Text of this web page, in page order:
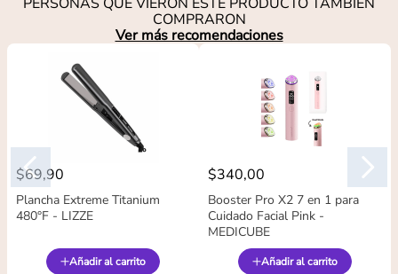
COMPRARON
Ver más recomendaciones
$69,90
Plancha Extreme Titanium
480°F - LIZZE
Añadir al carrito
$340,00
Booster Pro X2 7 en 1 para
Cuidado Facial Pink -
MEDICUBE
Añadir al carrito